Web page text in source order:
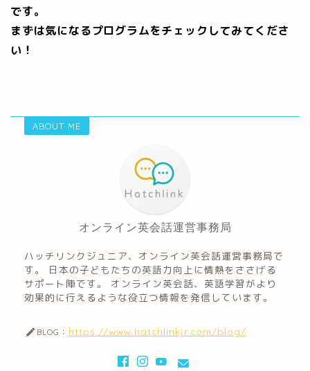
です。
まずは気になるプログラムをチェックしてみてくださ
い！
ABOUT ME
オンライン英会話運営事務局
ハッチリンクジュニア、オンライン英会話運営事務局で
す。 日本の子どもたちの英語力向上に情熱をささげる
サポート陣です。 オンライン英会話、英語学習がより
効果的に行えるような役立つ情報を発信しています。
BLOG： https://www.hatchlinkjr.com/blog/